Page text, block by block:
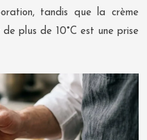
tandis que la crème
plus de 10°C est une prise